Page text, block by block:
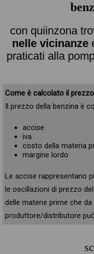
con quiinzona
nelle vicinanze
praticati alla
Come è calcolato il
Il prezzo della benzina è
accise
iva
costo della materia
margine lordo
Le accise rappresentano
le oscillazioni di prezzo
delle materie prime che
produttore/distributore